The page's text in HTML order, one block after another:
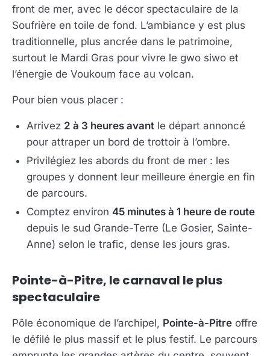
front de mer, avec le décor spectaculaire de la
Soufrière en toile de fond. L’ambiance y est plus
traditionnelle, plus ancrée dans le patrimoine,
surtout le Mardi Gras pour vivre le gwo siwo et
l’énergie de Voukoum face au volcan.
Pour bien vous placer :
Arrivez 2 à 3 heures avant le départ annoncé
pour attraper un bord de trottoir à l’ombre.
Privilégiez les abords du front de mer : les
groupes y donnent leur meilleure énergie en fin
de parcours.
Comptez environ 45 minutes à 1 heure de route
depuis le sud Grande-Terre (Le Gosier, Sainte-
Anne) selon le trafic, dense les jours gras.
Pointe-à-Pitre, le carnaval le plus
spectaculaire
Pôle économique de l’archipel, Pointe-à-Pitre offre
le défilé le plus massif et le plus festif. Le parcours